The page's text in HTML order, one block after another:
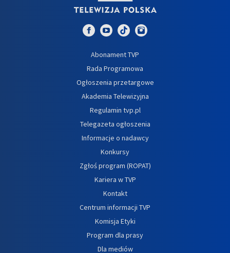
Abonament TVP
Rada Programowa
Ogłoszenia przetargowe
Akademia Telewizyjna
Regulamin tvp.pl
Telegazeta ogłoszenia
Informacje o nadawcy
Konkursy
Zgłoś program (ROPAT)
Kariera w TVP
Kontakt
Centrum informacji TVP
Komisja Etyki
Program dla prasy
Dla mediów